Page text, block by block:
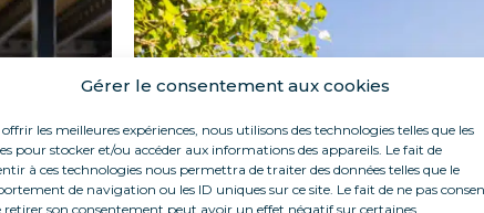
Gérer le consentement aux cookies
les meilleures expériences, nous utilisons des technologies telles que les
pour stocker et/ou accéder aux informations des appareils. Le fait de
à ces technologies nous permettra de traiter des données telles que le
de navigation ou les ID uniques sur ce site. Le fait de ne pas
retirer son consentement peut avoir un effet négatif sur certaines